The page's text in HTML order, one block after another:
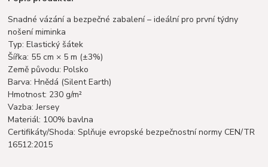
Snadné vázání a bezpečné zabalení – ideální pro první týdny
nošení miminka
Typ: Elastický šátek
Šířka: 55 cm × 5 m (±3%)
Země původu: Polsko
Barva: Hnědá (Silent Earth)
Hmotnost: 230 g/m²
Vazba: Jersey
Materiál: 100% bavlna
Certifikáty/Shoda: Splňuje evropské bezpečnostní normy CEN/TR
16512:2015